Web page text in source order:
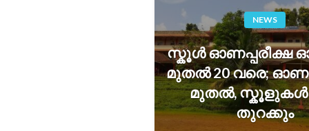
NEWS
സ്കൂൾ ഓണപ്പരീക്ഷ
മുതൽ 20 വരെ;
മുതൽ, സ്കൂളുകൾ
തുറക്കും